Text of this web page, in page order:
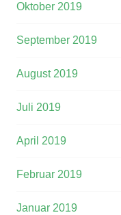
Oktober 2019
September 2019
August 2019
Juli 2019
April 2019
Februar 2019
Januar 2019